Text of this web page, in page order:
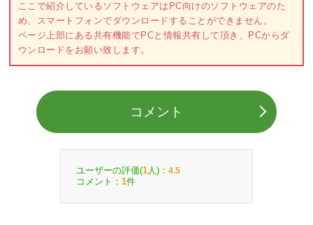
ここで紹介しているソフトウェアはPC向けのソフトウェアのた
め、スマートフォンでダウンロードすることができません。
ページ上部にある共有機能でPCと情報共有して頂き、PCからダ
ウンロードをお願い致します。
コメント
ユーザーの評価(1 人)： 4.5
コメント： 1件